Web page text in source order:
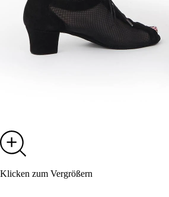
Klicken zum Vergrößern